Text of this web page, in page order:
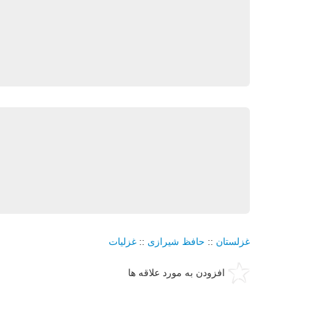
غزلستان :: حافظ شیرازی :: غزلیات
افزودن به مورد علاقه ها